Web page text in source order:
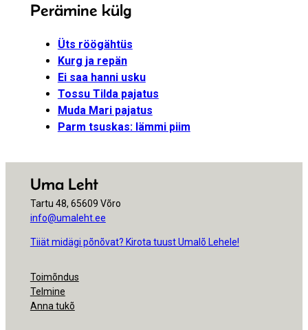
Perämine külg
Üts röögähtüs
Kurg ja repän
Ei saa hanni usku
Tossu Tilda pajatus
Muda Mari pajatus
Parm tsuskas: lämmi piim
Uma Leht
Tartu 48, 65609 Võro
info@umaleht.ee
Tiiät midägi põnõvat? Kirota tuust Umalõ Lehele!
Toimõndus
Telmine
Anna tukõ